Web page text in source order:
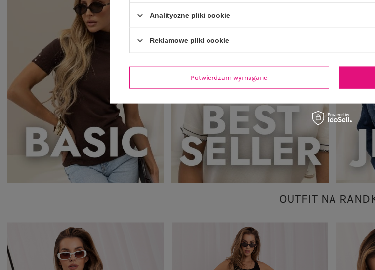
OUTFIT NA
Analityczne pliki cookie
Reklamowe pliki cookie
Potwierdzam wymagane